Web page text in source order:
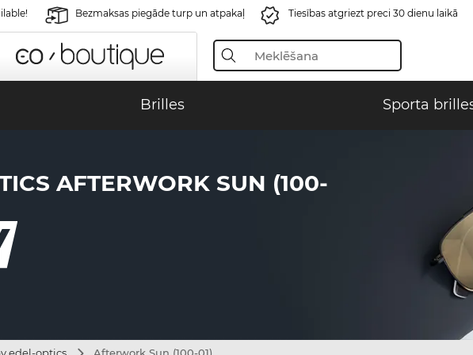
Bezmaksas piegāde turp un atpakaļ Tiesības atgriezt preci 30 dienu laikā
Brilles Sporta
AFTERWORK SUN (100-